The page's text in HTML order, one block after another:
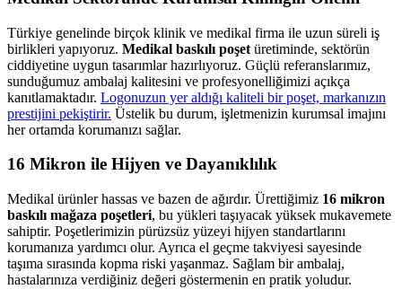
Türkiye genelinde birçok klinik ve medikal firma ile uzun süreli iş
birlikleri yapıyoruz. Medikal baskılı poşet üretiminde, sektörün
ciddiyetine uygun tasarımlar hazırlıyoruz. Güçlü referanslarımız,
sunduğumuz ambalaj kalitesini ve profesyonelliğimizi açıkça
kanıtlamaktadır. Logonuzun yer aldığı kaliteli bir poşet, markanızın
prestijini pekiştirir. Üstelik bu durum, işletmenizin kurumsal imajını
her ortamda korumanızı sağlar.
16 Mikron ile Hijyen ve Dayanıklılık
Medikal ürünler hassas ve bazen de ağırdır. Ürettiğimiz 16 mikron
baskılı mağaza poşetleri, bu yükleri taşıyacak yüksek mukavemete
sahiptir. Poşetlerimizin pürüzsüz yüzeyi hijyen standartlarını
korumanıza yardımcı olur. Ayrıca el geçme takviyesi sayesinde
taşıma sırasında kopma riski yaşanmaz. Sağlam bir ambalaj,
hastalarınıza verdiğiniz değeri göstermenin en pratik yoludur.